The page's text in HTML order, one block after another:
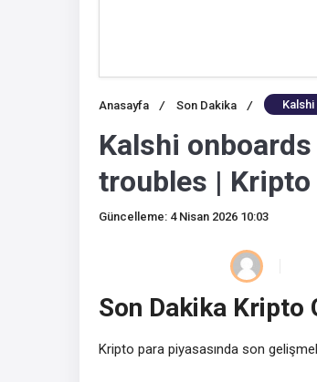
Anasayfa / Son Dakika /
Kalshi
troubles |
Güncelleme: 4 Nisan 2026 10:03
Son Dakika Kripto
Kripto para piyasasında son